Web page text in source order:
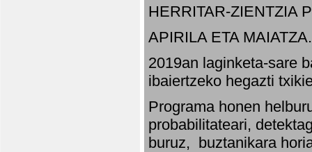
HERRITAR-ZIENTZIA
APIRILA ETA MAIATZA.
2019an laginketa-sare
ibaiertzeko hegazti
Programa honen
probabilitateari,
buruz, buztanikara